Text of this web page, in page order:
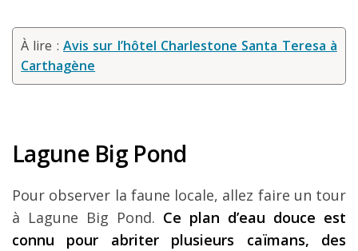
À lire :Avis sur l’hôtel Charlestone Santa Teresa à
Carthagène
Lagune Big Pond
Pour observer la faune locale, allez faire un tour
à Lagune Big Pond. Ce plan d’eau douce est
connu pour abriter plusieurs caïmans, des